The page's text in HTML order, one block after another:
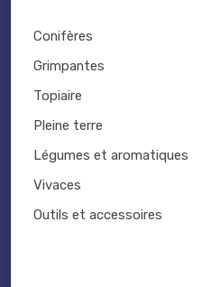
Conifères
Grimpantes
Topiaire
Pleine terre
Légumes et aromatiques
Vivaces
Outils et accessoires